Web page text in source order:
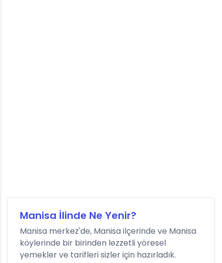
Manisa İlinde Ne Yenir?
Manisa merkez'de, Manisa ilçerinde ve Manisa
köylerinde bir birinden lezzetli yöresel
yemekler ve tarifleri sizler için hazırladık.